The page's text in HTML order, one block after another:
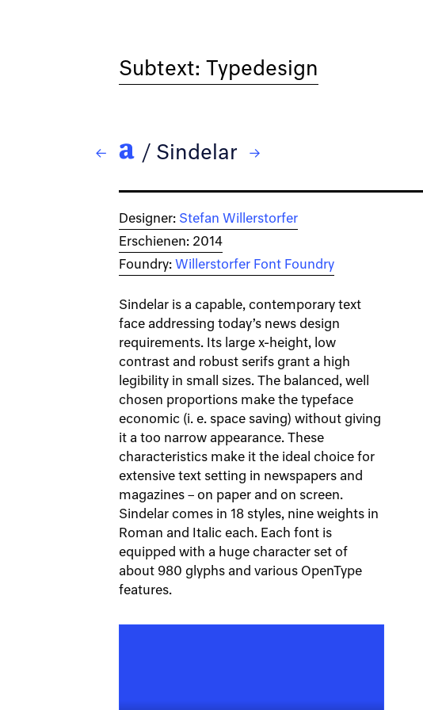
Subtext: Typedesign
← Salom
/ Sindelar → Soleil
Designer: Stefan Willerstorfer
Erschienen: 2014
Foundry: Willerstorfer Font Foundry
Sindelar is a capable, contemporary text
face addressing today’s news design
requirements. Its large x-height, low
contrast and robust serifs grant a high
legibility in small sizes. The balanced, well
chosen proportions make the typeface
economic (i. e. space saving) without giving
it a too narrow appearance. These
characteristics make it the ideal choice for
extensive text setting in newspapers and
magazines – on paper and on screen.
Sindelar comes in 18 styles, nine weights in
Roman and Italic each. Each font is
equipped with a huge character set of
about 980 glyphs and various OpenType
features.